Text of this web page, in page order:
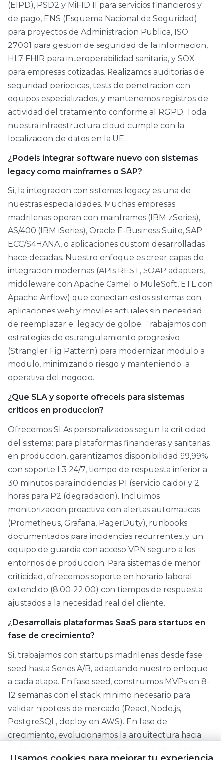
(EIPD), PSD2 y MiFID II para servicios financieros y
de pago, ENS (Esquema Nacional de Seguridad)
para proyectos de Administracion Publica, ISO
27001 para gestion de seguridad de la informacion,
HL7 FHIR para interoperabilidad sanitaria, y SOX
para empresas cotizadas. Realizamos auditorias de
seguridad periodicas, tests de penetracion con
equipos especializados, y mantenemos registros de
actividad del tratamiento conforme al RGPD. Toda
nuestra infraestructura cloud cumple con la
localizacion de datos en la UE.
¿Podeis integrar software nuevo con sistemas
legacy como mainframes o SAP?
Si, la integracion con sistemas legacy es una de
nuestras especialidades. Muchas empresas
madrilenas operan con mainframes (IBM zSeries),
AS/400 (IBM iSeries), Oracle E-Business Suite, SAP
ECC/S4HANA, o aplicaciones custom desarrolladas
hace decadas. Nuestro enfoque es crear capas de
integracion modernas (APIs REST, SOAP adapters,
middleware con Apache Camel o MuleSoft, ETL con
Apache Airflow) que conectan estos sistemas con
aplicaciones web y moviles actuales sin necesidad
de reemplazar el legacy de golpe. Trabajamos con
estrategias de estrangulamiento progresivo
(Strangler Fig Pattern) para modernizar modulo a
modulo, minimizando riesgo y manteniendo la
operativa del negocio.
¿Que SLA y soporte ofreceis para sistemas
criticos en produccion?
Ofrecemos SLAs personalizados segun la criticidad
del sistema: para plataformas financieras y sanitarias
en produccion, garantizamos disponibilidad 99,99%
con soporte L3 24/7, tiempo de respuesta inferior a
30 minutos para incidencias P1 (servicio caido) y 2
horas para P2 (degradacion). Incluimos
monitorizacion proactiva con alertas automaticas
(Prometheus, Grafana, PagerDuty), runbooks
documentados para incidencias recurrentes, y un
equipo de guardia con acceso VPN seguro a los
entornos de produccion. Para sistemas de menor
criticidad, ofrecemos soporte en horario laboral
extendido (8:00-22:00) con tiempos de respuesta
ajustados a la necesidad real del cliente.
¿Desarrollais plataformas SaaS para startups en
fase de crecimiento?
Si, trabajamos con startups madrilenas desde fase
seed hasta Series A/B, adaptando nuestro enfoque
a cada etapa. En fase seed, construimos MVPs en 8-
12 semanas con el stack minimo necesario para
validar hipotesis de mercado (React, Node.js,
PostgreSQL, deploy en AWS). En fase de
crecimiento, evolucionamos la arquitectura hacia